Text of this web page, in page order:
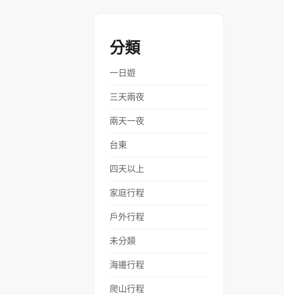
分類
一日遊
三天兩夜
兩天一夜
台東
四天以上
家庭行程
戶外行程
未分類
海邊行程
爬山行程